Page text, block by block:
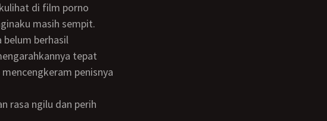
di film porno
masih sempit.
tepat
penisnya